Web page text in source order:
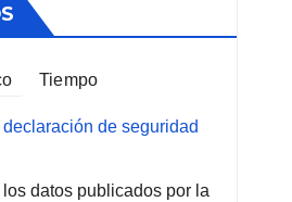
Tiempo
declaración de seguridad
datos publicados por la